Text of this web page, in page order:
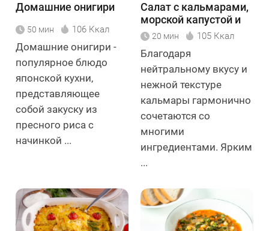
Домашние онигири
50 мин 106 Ккал
Домашние онигири -
популярное блюдо
японской кухни,
представляющее
собой закуску из
пресного риса с
начинкой ...
Салат с кальмарами,
морской капустой и
тыквой
20 мин 105 Ккал
Благодаря
нейтральному вкусу и
нежной текстуре
кальмары гармонично
сочетаются со
многими
ингредиентами. Ярким
...